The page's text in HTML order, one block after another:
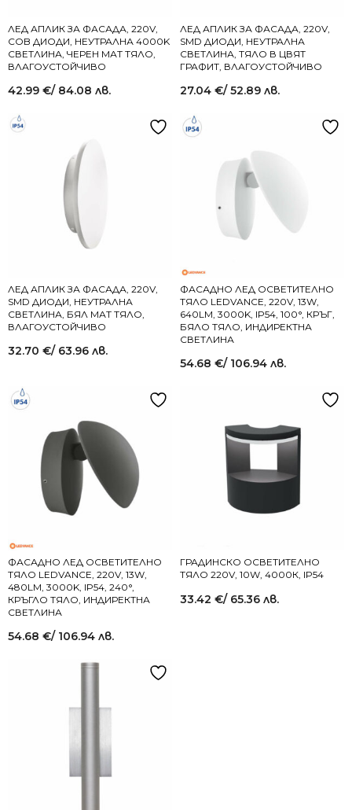
ЛЕД АПЛИК ЗА ФАСАДА, 220V,
COB ДИОДИ, НЕУТРАЛНА 4000K
СВЕТЛИНА, ЧЕРЕН МАТ ТЯЛО,
ВЛАГОУСТОЙЧИВО
42.99 €/ 84.08 лв.
ЛЕД АПЛИК ЗА ФАСАДА, 220V,
SMD ДИОДИ, НЕУТРАЛНА
СВЕТЛИНА, ТЯЛО В ЦВЯТ
ГРАФИТ, ВЛАГОУСТОЙЧИВО
27.04 €/ 52.89 лв.
ЛЕД АПЛИК ЗА ФАСАДА, 220V,
SMD ДИОДИ, НЕУТРАЛНА
СВЕТЛИНА, БЯЛ МАТ ТЯЛО,
ВЛАГОУСТОЙЧИВО
32.70 €/ 63.96 лв.
ФАСАДНО ЛЕД ОСВЕТИТЕЛНО
ТЯЛО LEDVANCE, 220V, 13W,
640LM, 3000K, IP54, 100°, КРЪГ,
БЯЛО ТЯЛО, ИНДИРЕКТНА
СВЕТЛИНА
54.68 €/ 106.94 лв.
ФАСАДНО ЛЕД ОСВЕТИТЕЛНО
ТЯЛО LEDVANCE, 220V, 13W,
480LM, 3000K, IP54, 240°,
КРЪГЛО ТЯЛО, ИНДИРЕКТНА
СВЕТЛИНА
54.68 €/ 106.94 лв.
ГРАДИНСКО ОСВЕТИТЕЛНО
ТЯЛО 220V, 10W, 4000К, IP54
33.42 €/ 65.36 лв.